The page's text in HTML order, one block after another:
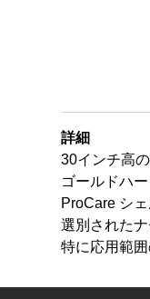
詳細
30インチ高
ゴールドハ
ProCare シ
選別された
特に応用範